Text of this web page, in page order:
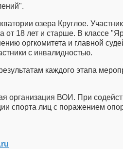
озера Круглое.
от 18 лет и старше. В классе
оргкомитета и главной
с инвалидностью.
каждого этапа
организация ВОИ. При
спорта лиц с поражением